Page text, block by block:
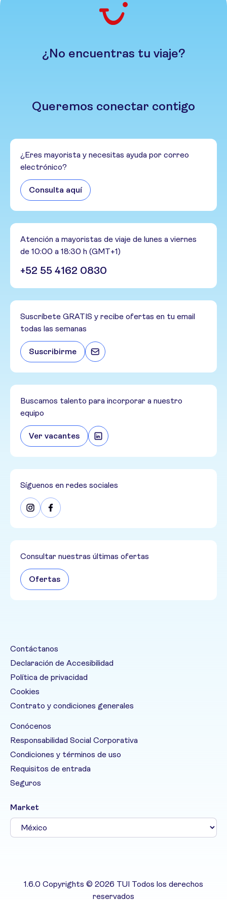
¿No encuentras tu viaje?
Queremos conectar contigo
¿Eres mayorista y necesitas ayuda por correo
electrónico?
Consulta aquí
Atención a mayoristas de viaje de lunes a viernes
de 10:00 a 18:30 h (GMT+1)
+52 55 4162 0830
Suscríbete GRATIS y recibe ofertas en tu email
todas las semanas
Suscribirme
Buscamos talento para incorporar a nuestro
equipo
Ver vacantes
Síguenos en redes sociales
Consultar nuestras últimas ofertas
Ofertas
Contáctanos
Declaración de Accesibilidad
Política de privacidad
Cookies
Contrato y condiciones generales
Conócenos
Responsabilidad Social Corporativa
Condiciones y términos de uso
Requisitos de entrada
Seguros
Market
1.6.0 Copyrights © 2026 TUI Todos los derechos
reservados